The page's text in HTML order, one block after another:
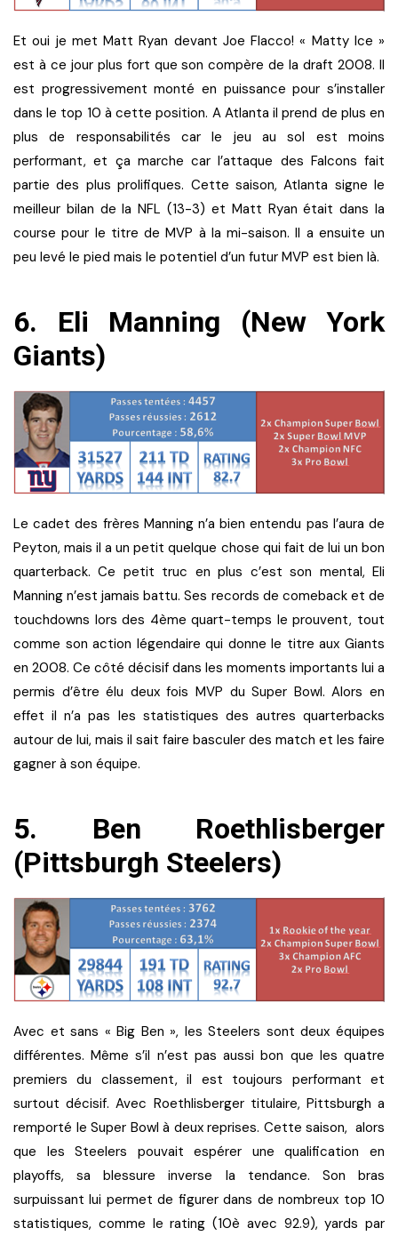
Et oui je met Matt Ryan devant Joe Flacco! « Matty Ice »
est à ce jour plus fort que son compère de la draft 2008. Il
est progressivement monté en puissance pour s’installer
dans le top 10 à cette position. A Atlanta il prend de plus en
plus de responsabilités car le jeu au sol est moins
performant, et ça marche car l’attaque des Falcons fait
partie des plus prolifiques. Cette saison, Atlanta signe le
meilleur bilan de la NFL (13-3) et Matt Ryan était dans la
course pour le titre de MVP à la mi-saison. Il a ensuite un
peu levé le pied mais le potentiel d’un futur MVP est bien là.
6. Eli Manning (New York
Giants)
Le cadet des frères Manning n’a bien entendu pas l’aura de
Peyton, mais il a un petit quelque chose qui fait de lui un bon
quarterback. Ce petit truc en plus c’est son mental, Eli
Manning n’est jamais battu. Ses records de comeback et de
touchdowns lors des 4ème quart-temps le prouvent, tout
comme son action légendaire qui donne le titre aux Giants
en 2008. Ce côté décisif dans les moments importants lui a
permis d’être élu deux fois MVP du Super Bowl. Alors en
effet il n’a pas les statistiques des autres quarterbacks
autour de lui, mais il sait faire basculer des match et les faire
gagner à son équipe.
5. Ben Roethlisberger
(Pittsburgh Steelers)
Avec et sans « Big Ben », les Steelers sont deux équipes
différentes. Même s’il n’est pas aussi bon que les quatre
premiers du classement, il est toujours performant et
surtout décisif. Avec Roethlisberger titulaire, Pittsburgh a
remporté le Super Bowl à deux reprises. Cette saison, alors
que les Steelers pouvait espérer une qualification en
playoffs, sa blessure inverse la tendance. Son bras
surpuissant lui permet de figurer dans de nombreux top 10
statistiques, comme le rating (10è avec 92.9), yards par